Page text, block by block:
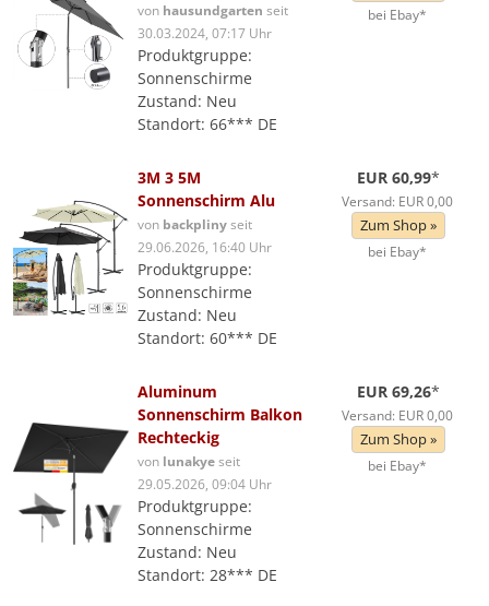
von hausundgarten seit
30.03.2024, 07:17 Uhr
Produktgruppe:
Sonnenschirme
Zustand: Neu
Standort: 66*** DE
bei Ebay*
3M 3 5M
Sonnenschirm Alu
von backplinyseit
29.06.2026, 16:40 Uhr
Produktgruppe:
Sonnenschirme
Zustand: Neu
Standort: 60*** DE
EUR 60,99*
Versand: EUR 0,00
Zum Shop »
bei Ebay*
Aluminum
Sonnenschirm Balkon
Rechteckig
von lunakyeseit
29.05.2026, 09:04 Uhr
Produktgruppe:
Sonnenschirme
Zustand: Neu
Standort: 28*** DE
EUR 69,26*
Versand: EUR 0,00
Zum Shop »
bei Ebay*